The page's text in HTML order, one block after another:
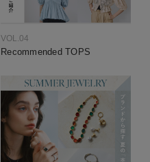
VOL.04
Recommended TOPS